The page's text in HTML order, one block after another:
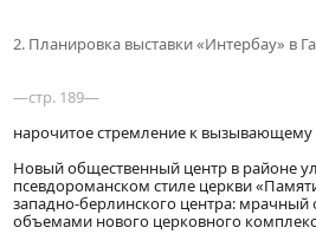
2. Планировка выставки «Интербау» в
—стр. 189—
нарочитое стремление к
Новый общественный центр в районе
псевдороманском стиле церкви
западно-берлинского центра:
объемами нового церковного